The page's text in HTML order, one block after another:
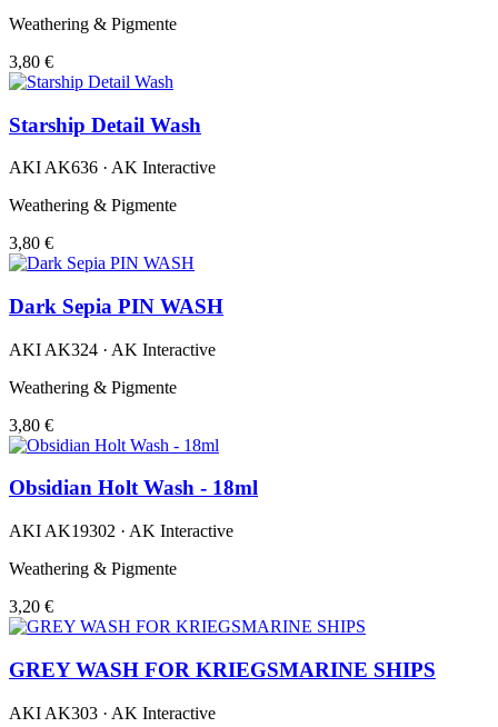
Weathering & Pigmente
3,80 €
Starship Detail Wash
AKI AK636 · AK Interactive
Weathering & Pigmente
3,80 €
Dark Sepia PIN WASH
AKI AK324 · AK Interactive
Weathering & Pigmente
3,80 €
Obsidian Holt Wash - 18ml
AKI AK19302 · AK Interactive
Weathering & Pigmente
3,20 €
GREY WASH FOR KRIEGSMARINE SHIPS
AKI AK303 · AK Interactive